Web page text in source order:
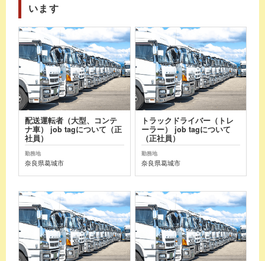
います
配送運転者（大型、コンテ
ナ車） job tagについて（正
社員）
勤務地
奈良県葛城市
トラックドライバー（トレ
ーラー） job tagについて
（正社員）
勤務地
奈良県葛城市